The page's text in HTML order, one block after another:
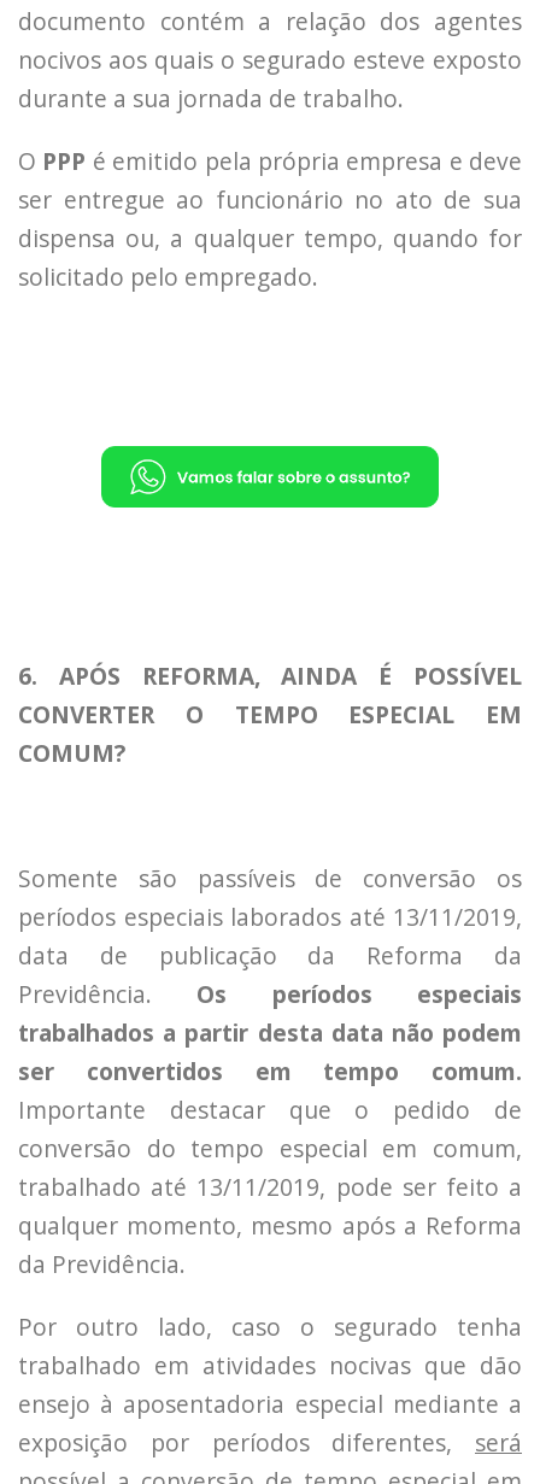
documento contém a relação dos agentes
nocivos aos quais o segurado esteve exposto
durante a sua jornada de trabalho.
O PPP é emitido pela própria empresa e deve
ser entregue ao funcionário no ato de sua
dispensa ou, a qualquer tempo, quando for
solicitado pelo empregado.
6. APÓS REFORMA, AINDA É POSSÍVEL
CONVERTER O TEMPO ESPECIAL EM
COMUM?
Somente são passíveis de conversão os
períodos especiais laborados até 13/11/2019,
data de publicação da Reforma da
Previdência. Os períodos especiais
trabalhados a partir desta data não podem
ser convertidos em tempo comum.
Importante destacar que o pedido de
conversão do tempo especial em comum,
trabalhado até 13/11/2019, pode ser feito a
qualquer momento, mesmo após a Reforma
da Previdência.
Por outro lado, caso o segurado tenha
trabalhado em atividades nocivas que dão
ensejo à aposentadoria especial mediante a
exposição por períodos diferentes, será